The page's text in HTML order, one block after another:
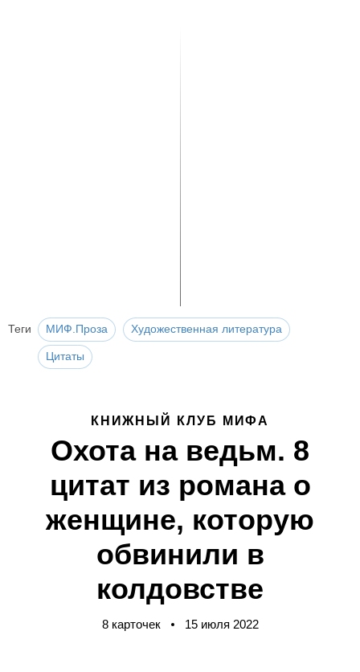
Теги МИФ.Проза Художественная литература
Цитаты
КНИЖНЫЙ КЛУБ МИФА
Охота на ведьм. 8
цитат из романа о
женщине, которую
обвинили в
колдовстве
8 карточек 15 июля 2022